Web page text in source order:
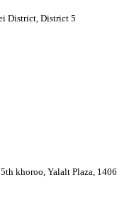
District, District 5
khoroo, Yalalt Plaza, 1406